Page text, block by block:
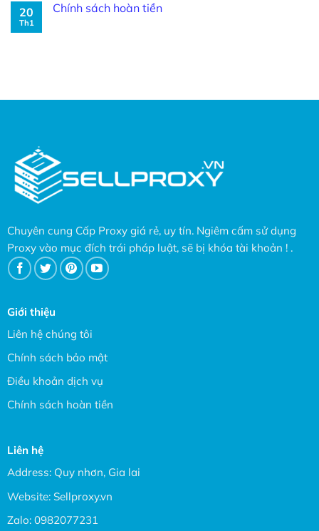
20
Th1
Chính sách hoàn tiền
Chuyên cung Cấp Proxy giá rẻ, uy tín. Ngiêm cấm sử dụng
Proxy vào mục đích trái pháp luật, sẽ bị khóa tài khoản ! .
Giới thiệu
Liên hệ chúng tôi
Chính sách bảo mật
Điều khoản dịch vụ
Chính sách hoàn tiền
Liên hệ
Address: Quy nhơn, Gia lai
Website: Sellproxy.vn
Zalo: 0982077231